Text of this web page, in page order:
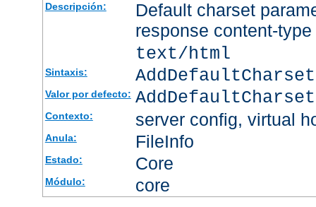
Descripción:
Default charset
response content-
text/html
Sintaxis:
Valor por defecto:
Contexto: server config, virtual
Anula: FileInfo
Estado: Core
Módulo: core